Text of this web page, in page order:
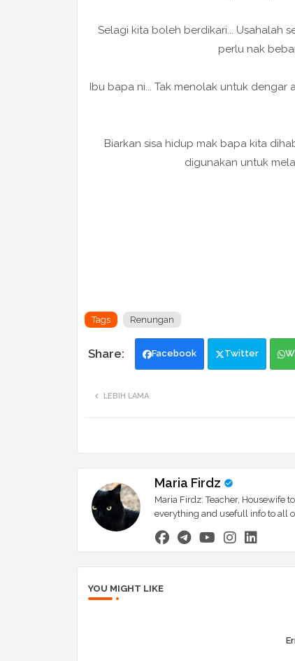
Selagi kita boleh berdikari... Usahalah
perlu nak
Ibu bapa ni... Tak menolak untuk dengar
Biarkan sisa hidup mak bapa kita
digunakan untuk
Tags Renungan
Facebook Twitter
LEBIH LAMA
Maria Firdz
Maria Firdz: Teacher, Housewife
everything and usefull info to all
YOU MIGHT LIKE